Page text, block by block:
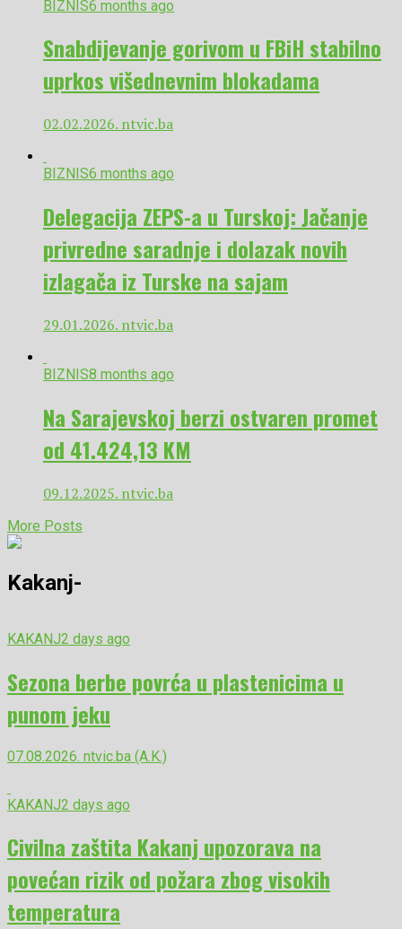
BIZNIS6 months ago
Snabdijevanje gorivom u FBiH stabilno
uprkos višednevnim blokadama
02.02.2026. ntvic.ba
BIZNIS6 months ago
Delegacija ZEPS-a u Turskoj: Jačanje
privredne saradnje i dolazak novih
izlagača iz Turske na sajam
29.01.2026. ntvic.ba
BIZNIS8 months ago
Na Sarajevskoj berzi ostvaren promet
od 41.424,13 KM
09.12.2025. ntvic.ba
More Posts
Kakanj-
KAKANJ2 days ago
Sezona berbe povrća u plastenicima u
punom jeku
07.08.2026. ntvic.ba (A.K.)
KAKANJ2 days ago
Civilna zaštita Kakanj upozorava na
povećan rizik od požara zbog visokih
temperatura